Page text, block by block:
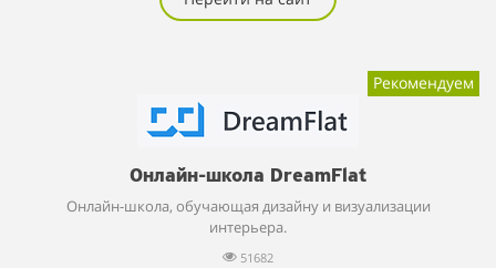
Рекомендуем
Онлайн-школа DreamFlat
Онлайн-школа, обучающая дизайну и визуализации
интерьера.
51682